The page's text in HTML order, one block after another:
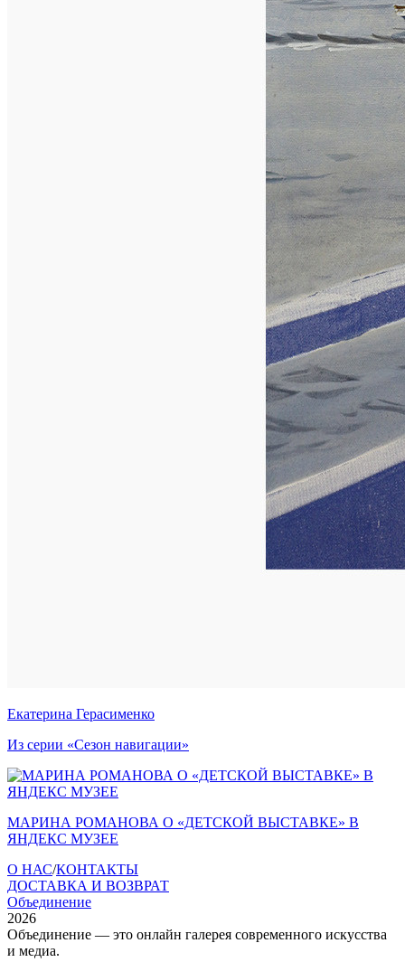
Екатерина Герасименко
Из серии «Сезон навигации»
МАРИНА РОМАНОВА О «ДЕТСКОЙ ВЫСТАВКЕ» В
ЯНДЕКС МУЗЕЕ
О НАС/КОНТАКТЫ
ДОСТАВКА И ВОЗВРАТ
Объединение
2026
Объединение — это онлайн галерея современного искусства
и медиа.